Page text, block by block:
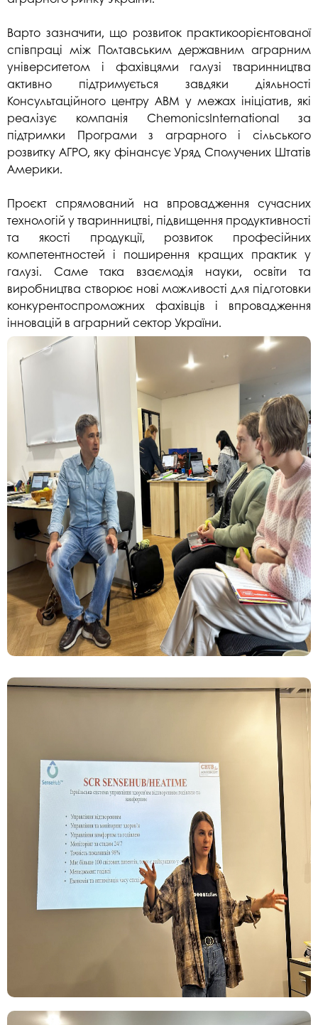
Варто зазначити, що розвиток практикоорієнтованої
співпраці між Полтавським державним аграрним
університетом і фахівцями галузі тваринництва
активно підтримується завдяки діяльності
Консультаційного центру АВМ у межах ініціатив, які
реалізує компанія ChemonicsInternational за
підтримки Програми з аграрного і сільського
розвитку АГРО, яку фінансує Уряд Сполучених Штатів
Америки.
Проєкт спрямований на впровадження сучасних
технологій у тваринництві, підвищення продуктивності
та якості продукції, розвиток професійних
компетентностей і поширення кращих практик у
галузі. Саме така взаємодія науки, освіти та
виробництва створює нові можливості для підготовки
конкурентоспроможних фахівців і впровадження
інновацій в аграрний сектор України.